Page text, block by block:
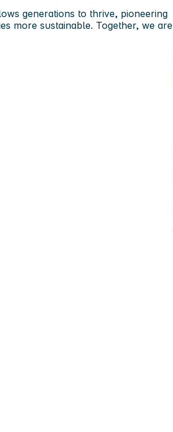
generations to thrive, pioneering
more sustainable. Together, we are